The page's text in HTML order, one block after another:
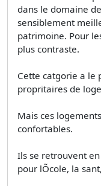
dans le domaine
sensiblement
patrimoine. Pour
plus contraste.
Cette catgorie a
propritaires de
Mais ces
confortables.
Ils se retrouvent
pour lÕcole, la